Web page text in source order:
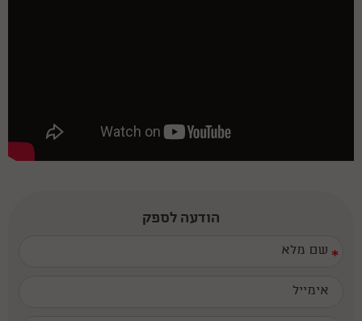
הודעה לספק
*